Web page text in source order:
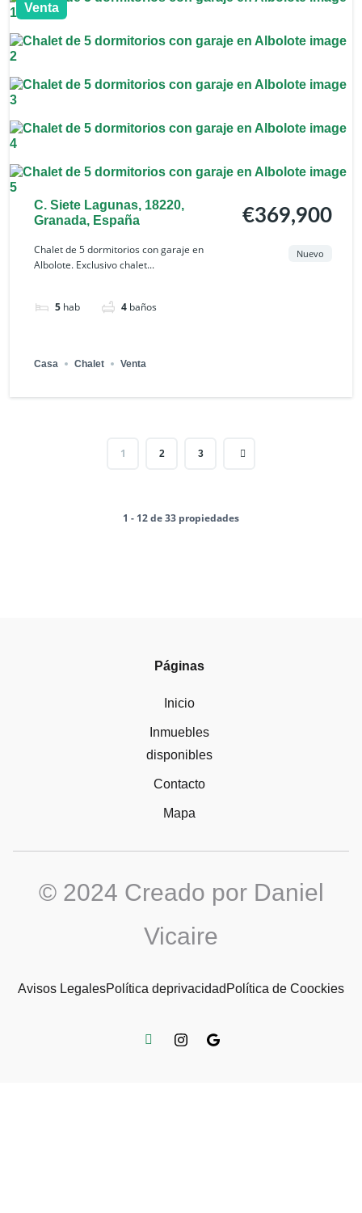
Venta
C. Siete Lagunas, 18220,
Granada, España
Chalet de 5 dormitorios con garaje en
Albolote. Exclusivo chalet...
5 hab 4 baños
€369,900
Nuevo
Casa Chalet Venta
1 2 3
1 - 12 de 33 propiedades
Páginas
Inicio
Inmuebles
disponibles
Contacto
Mapa
© 2024 Creado por Daniel
Vicaire
Avisos LegalesPolítica deprivacidad Política de Coockies